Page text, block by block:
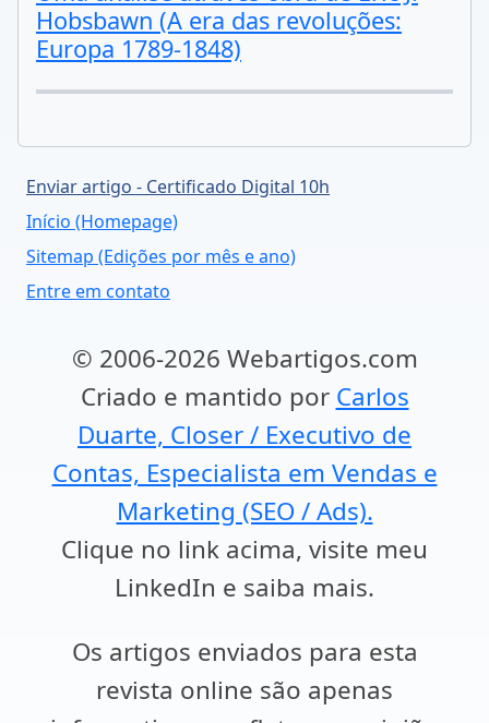
Hobsbawn (A era das revoluções:
Europa 1789-1848)
Enviar artigo - Certificado Digital 10h
Início (Homepage)
Sitemap (Edições por mês e ano)
Entre em contato
© 2006-2026 Webartigos.com
Criado e mantido por Carlos
Duarte, Closer / Executivo de
Contas, Especialista em Vendas e
Marketing (SEO / Ads).
Clique no link acima, visite meu
LinkedIn e saiba mais.
Os artigos enviados para esta
revista online são apenas